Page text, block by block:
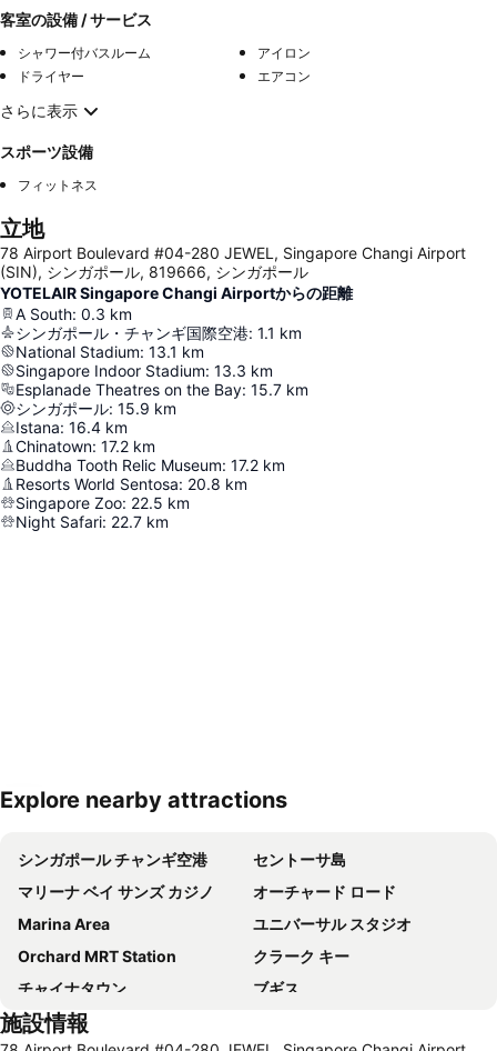
客室の設備 / サービス
シャワー付バスルーム
アイロン
ドライヤー
エアコン
さらに表示
スポーツ設備
フィットネス
立地
78 Airport Boulevard #04-280 JEWEL, Singapore Changi Airport
(SIN), シンガポール, 819666, シンガポール
YOTELAIR Singapore Changi Airportからの距離
A South: 0.3 km
シンガポール・チャンギ国際空港: 1.1 km
National Stadium: 13.1 km
Singapore Indoor Stadium: 13.3 km
Esplanade Theatres on the Bay: 15.7 km
シンガポール: 15.9 km
Istana: 16.4 km
Chinatown: 17.2 km
Buddha Tooth Relic Museum: 17.2 km
Resorts World Sentosa: 20.8 km
Singapore Zoo: 22.5 km
Night Safari: 22.7 km
地図を拡大
Explore nearby attractions
シンガポール チャンギ空港
セントーサ島
マリーナ ベイ サンズ カジノ
オーチャード ロード
Marina Area
ユニバーサル スタジオ
Orchard MRT Station
クラーク キー
チャイナタウン
ブギス
Changi Airport Metro Station
施設情報